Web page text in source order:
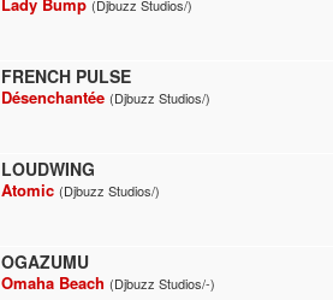
(Djbuzz Studios/)
FRENCH PULSE
Désenchantée (Djbuzz Studios/)
LOUDWING
Atomic (Djbuzz Studios/)
OGAZUMU
Omaha Beach (Djbuzz Studios/-)